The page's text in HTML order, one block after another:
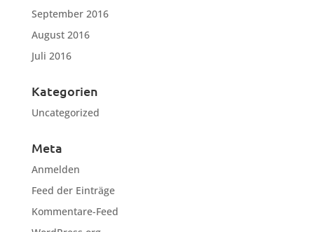
September 2016
August 2016
Juli 2016
Kategorien
Uncategorized
Meta
Anmelden
Feed der Einträge
Kommentare-Feed